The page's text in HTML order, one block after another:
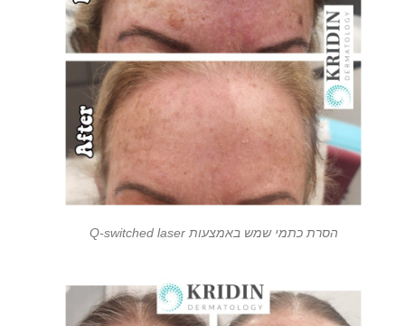
הסרת כתמי שמש באמצעות Q-switched laser